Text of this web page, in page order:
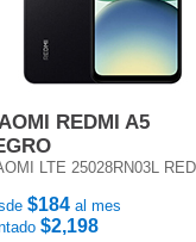
REDMI A5
LTE 25028RN03L
$184 al mes
$2,198